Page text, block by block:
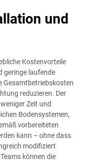
und
Kostenvorteile
geringe laufende
Gesamtbetriebskosten
reduzieren. Der
Zeit und
Bodensystemen,
vorbereiteten
kann – ohne dass
modifiziert
können die